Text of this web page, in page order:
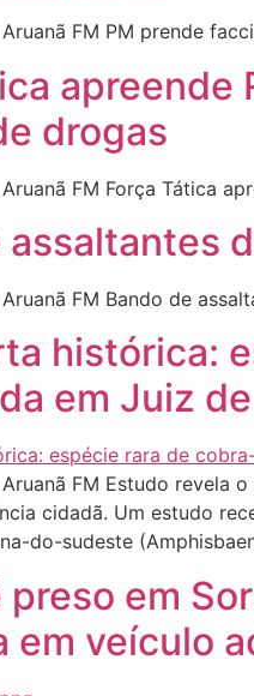
FM PM prende
drogas
FM Força Tática
assaltantes
FM Bando de
histórica:
em Juiz
Aruanã FM Estudo
cidadã. Um estudo
do-sudeste
preso em
em veículo